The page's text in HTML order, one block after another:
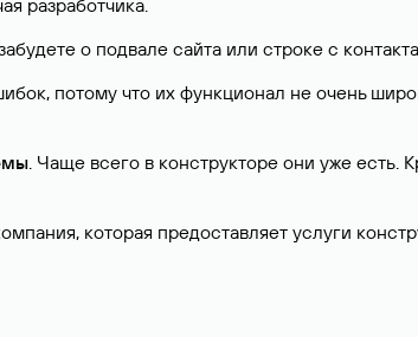
разработчика.
о подвале сайта или строке с
потому что их функционал не очень
. Чаще всего в конструкторе они уже есть.
которая предоставляет услуги